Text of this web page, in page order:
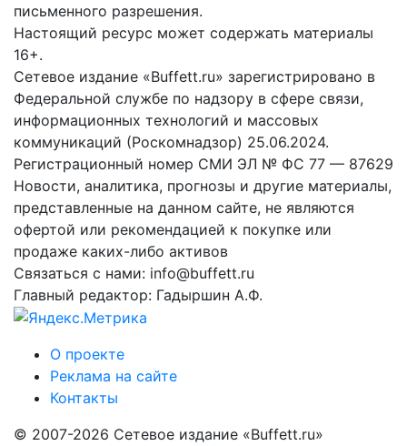
письменного разрешения.
Настоящий ресурс может содержать материалы
16+.
Сетевое издание «Buffett.ru» зарегистрировано в
Федеральной службе по надзору в сфере связи,
информационных технологий и массовых
коммуникаций (Роскомнадзор) 25.06.2024.
Регистрационный номер СМИ ЭЛ № ФС 77 — 87629
Новости, аналитика, прогнозы и другие материалы,
представленные на данном сайте, не являются
офертой или рекомендацией к покупке или
продаже каких-либо активов
Связаться с нами: info@buffett.ru
Главный редактор: Гадыршин А.Ф.
О проекте
Реклама на сайте
Контакты
© 2007-2026 Сетевое издание «Buffett.ru»